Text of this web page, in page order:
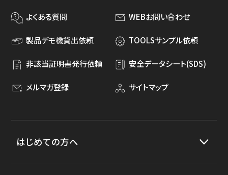
よくある質問 WEBお問い合わせ
製品デモ機貸出依頼 TOOLSサンプル依頼
非該当証明書発行依頼 安全データシート(SDS)
メルマガ登録 サイトマップ
はじめての方へ